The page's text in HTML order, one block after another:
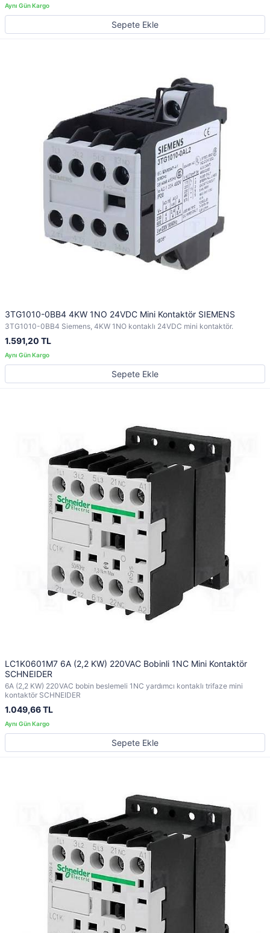
Sepete Ekle
3TG1010-0BB4 4KW 1NO 24VDC Mini Kontaktör SIEMENS
3TG1010-0BB4 Siemens, 4KW 1NO kontaklı 24VDC mini kontaktör.
1.591,20 TL
Sepete Ekle
LC1K0601M7 6A (2,2 KW) 220VAC Bobinli 1NC Mini Kontaktör
SCHNEIDER
6A (2,2 KW) 220VAC bobin beslemeli 1NC yardımcı kontaklı trifaze mini
kontaktör SCHNEIDER
1.049,66 TL
Sepete Ekle